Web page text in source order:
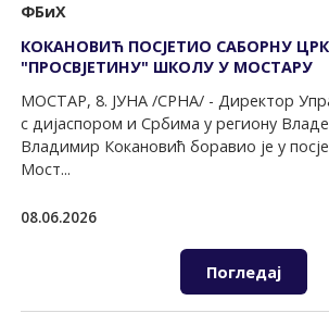
ФБиХ
КОКАНОВИЋ ПОСЈЕTИО САБОРНУ
"ПРОСВЈЕTИНУ" ШКОЛУ У МОСТАРУ
МОСTАР, 8. ЈУНА /СРНА/ - Директор
с дијаспором и Србима у региону
Владимир Кокановић боравио је у
Мост...
08.06.2026
Погледај